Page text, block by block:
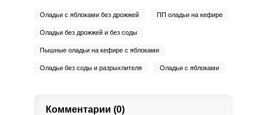
Оладьи с яблоками без дрожжей ПП оладьи на кефире
Оладьи без дрожжей и без соды
Пышные оладьи на кефире с яблоками
Оладьи без соды и разрыхлителя Оладьи с яблоками
Комментарии (0)